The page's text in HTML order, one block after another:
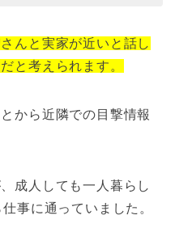
んと実家が近いと話し
と考えられます。
から近隣での目撃情報
成人しても一人暮らし
事に通っていました。